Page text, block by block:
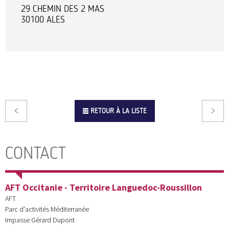
29 CHEMIN DES 2 MAS
30100 ALES
RETOUR À LA LISTE
CONTACT
AFT Occitanie - Territoire Languedoc-Roussillon
AFT
Parc d'activités Méditerranée
Impasse Gérard Dupont